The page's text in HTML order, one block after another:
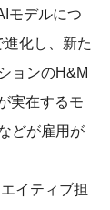
モデルにつ
化し、新た
ョンのH&M
実在するモ
どが雇用が
イティブ担